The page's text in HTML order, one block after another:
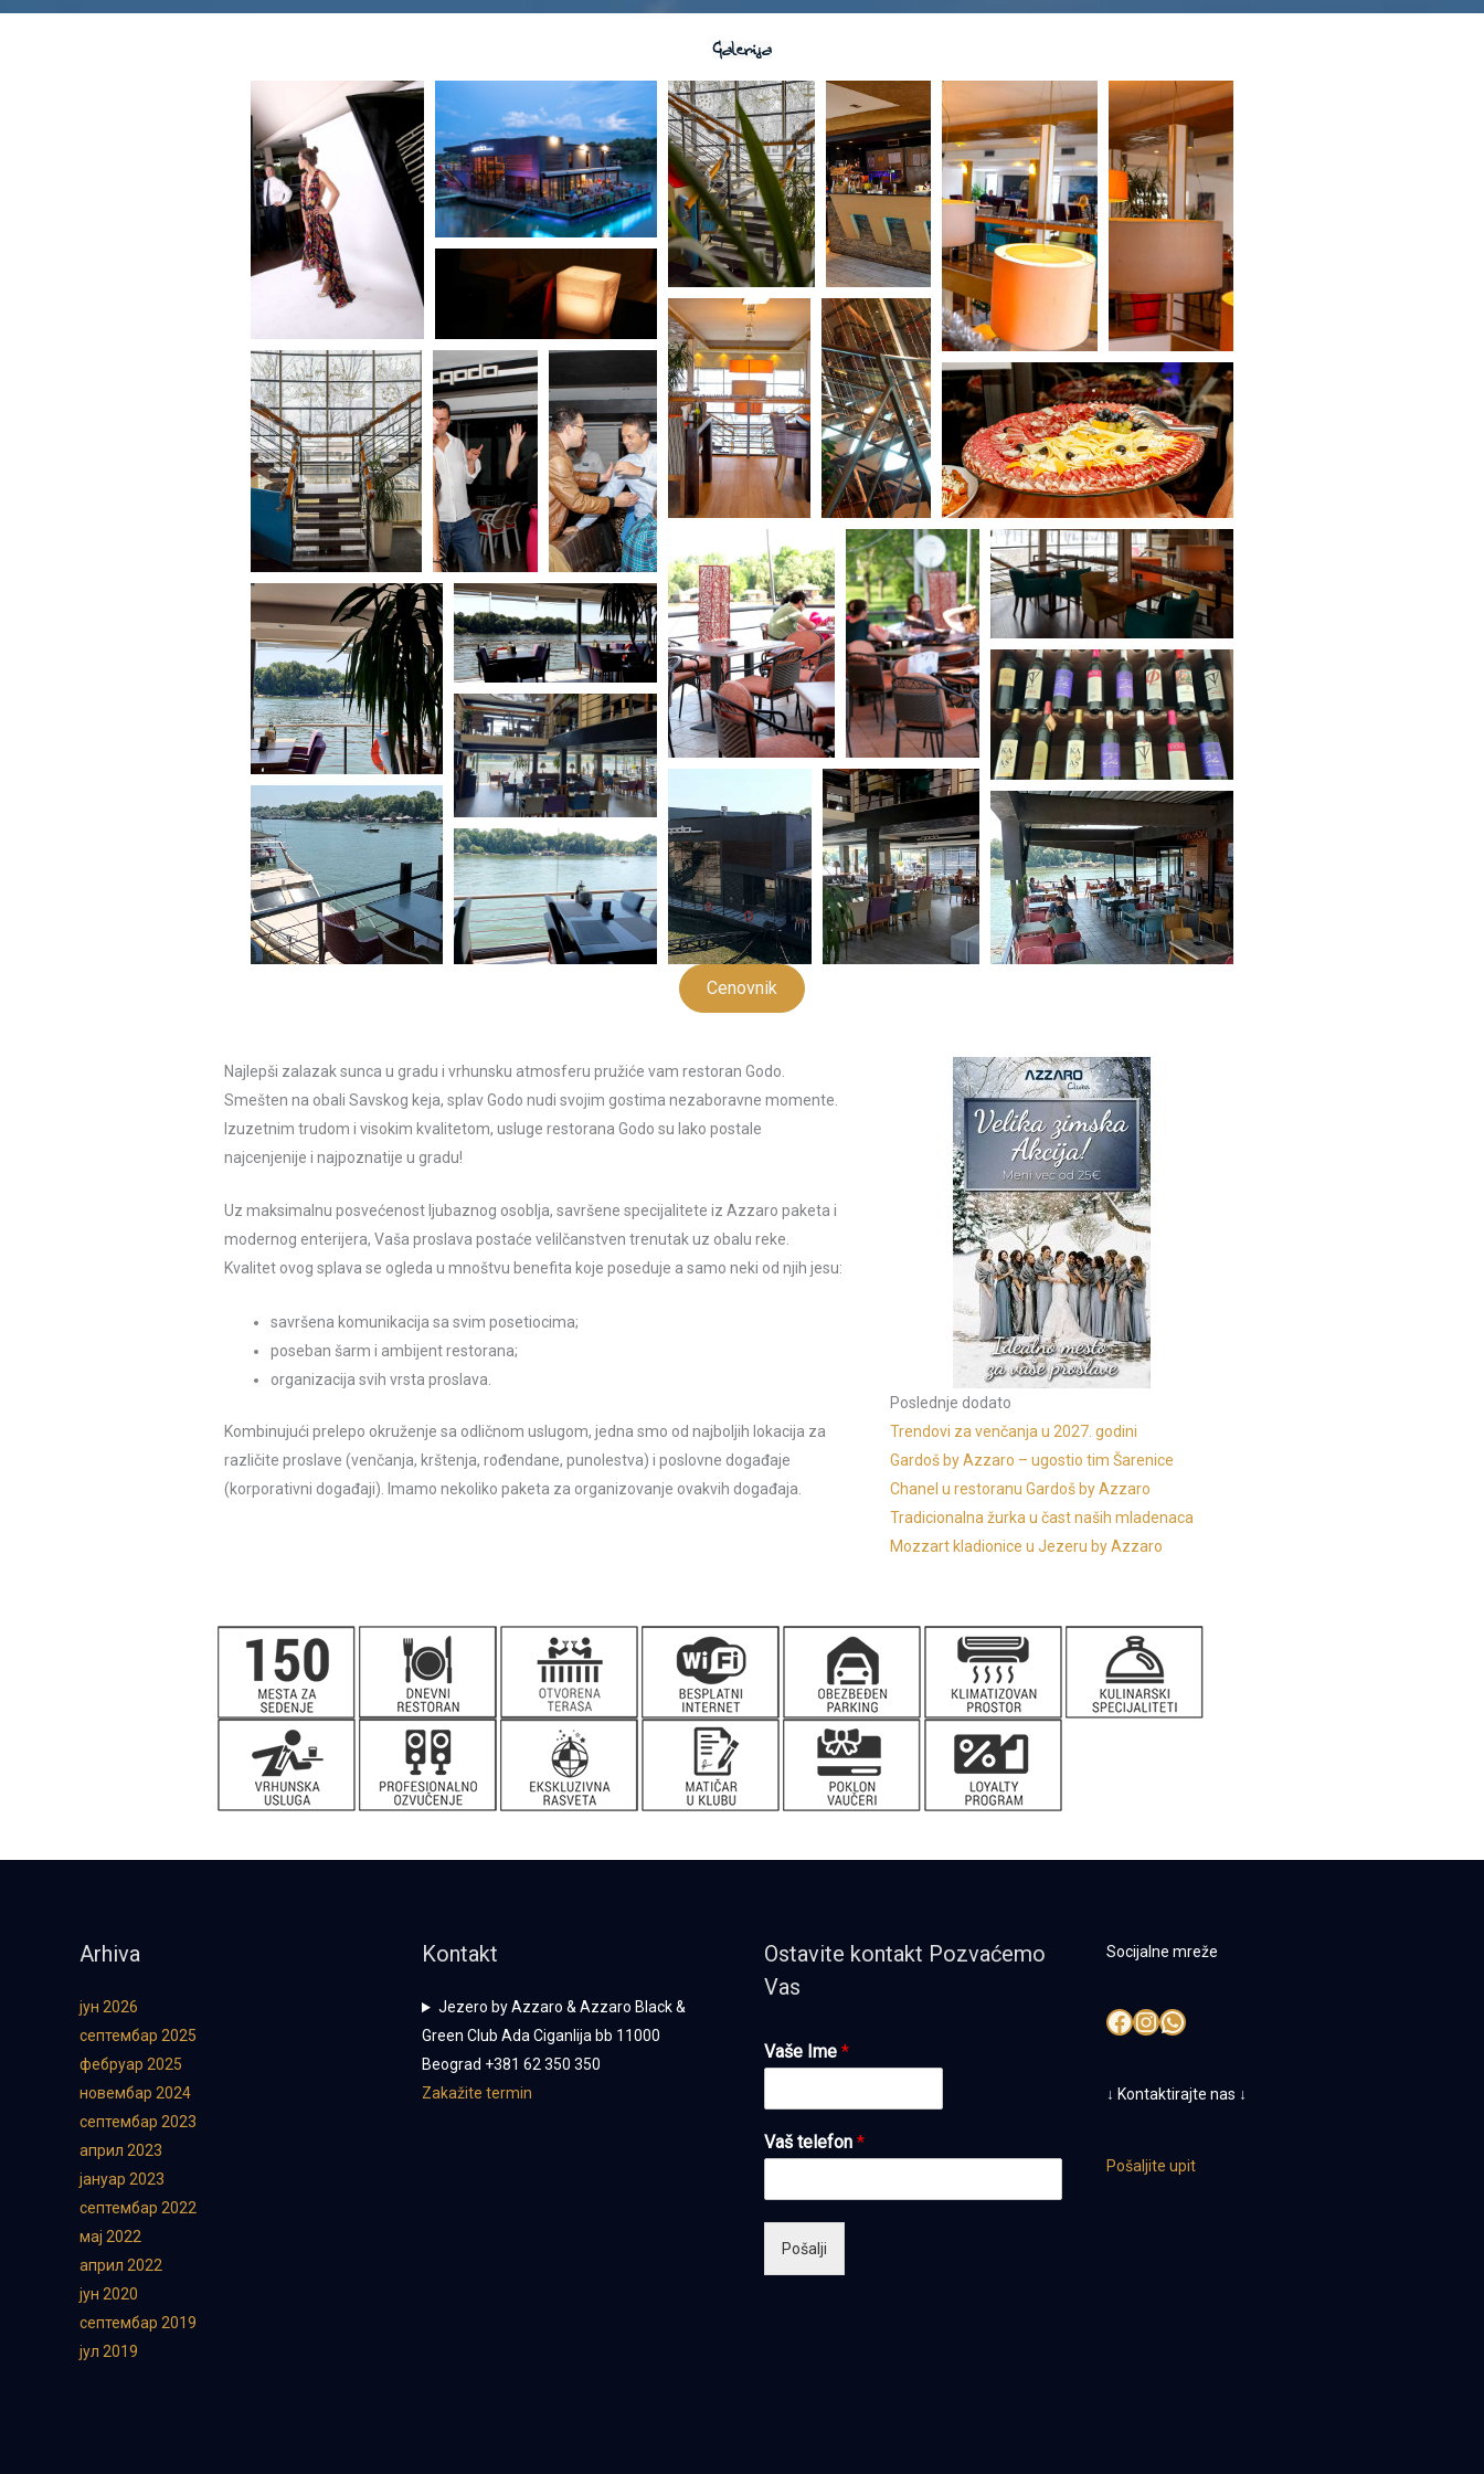
Galerija
Cenovnik
Najlepši zalazak sunca u gradu i vrhunsku atmosferu pružiće vam restoran Godo.
Smešten na obali Savskog keja, splav Godo nudi svojim gostima nezaboravne momente.
Izuzetnim trudom i visokim kvalitetom, usluge restorana Godo su lako postale
najcenjenije i najpoznatije u gradu!
Uz maksimalnu posvećenost ljubaznog osoblja, savršene specijalitete iz Azzaro paketa i
modernog enterijera, Vaša proslava postaće velilčanstven trenutak uz obalu reke.
Kvalitet ovog splava se ogleda u mnoštvu benefita koje poseduje a samo neki od njih jesu:
savršena komunikacija sa svim posetiocima;
poseban šarm i ambijent restorana;
organizacija svih vrsta proslava.
Kombinujući prelepo okruženje sa odličnom uslugom, jedna smo od najboljih lokacija za
različite proslave (venčanja, krštenja, rođendane, punolestva) i poslovne događaje
(korporativni događaji). Imamo nekoliko paketa za organizovanje ovakvih događaja.
Poslednje dodato
Trendovi za venčanja u 2027. godini
Gardoš by Azzaro – ugostio tim Šarenice
Chanel u restoranu Gardoš by Azzaro
Tradicionalna žurka u čast naših mladenaca
Mozzart kladionice u Jezeru by Azzaro
Arhiva
јун 2026
септембар 2025
фебруар 2025
новембар 2024
септембар 2023
април 2023
јануар 2023
септембар 2022
мај 2022
април 2022
јун 2020
септембар 2019
јул 2019
Kontakt
Jezero by Azzaro & Azzaro Black &
Green Club Ada Ciganlija bb 11000
Beograd +381 62 350 350
Zakažite termin
Ostavite kontakt Pozvaćemo
Vas
Vaše Ime *
Vaš telefon *
Pošalji
Socijalne mreže
Facebook
Instagram
WhatsApp
↓ Kontaktirajte nas ↓
Pošaljite upit